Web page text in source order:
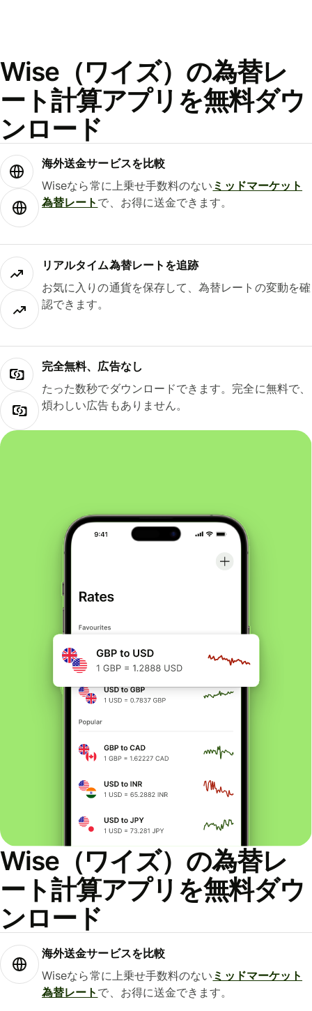
Wise（ワイズ）の為替レ
ート計算アプリを無料ダウ
ンロード
海外送金サービスを比較
Wiseなら常に上乗せ手数料のない ミッドマーケット
為替レート で、お得に送金できます。
リアルタイム為替レートを追跡
お気に入りの通貨を保存して、為替レートの変動を確
認できます。
完全無料、広告なし
たった数秒でダウンロードできます。完全に無料で、
煩わしい広告もありません。
Wise（ワイズ）の為替レ
ート計算アプリを無料ダウ
ンロード
海外送金サービスを比較
Wiseなら常に上乗せ手数料のない ミッドマーケット
為替レート で、お得に送金できます。